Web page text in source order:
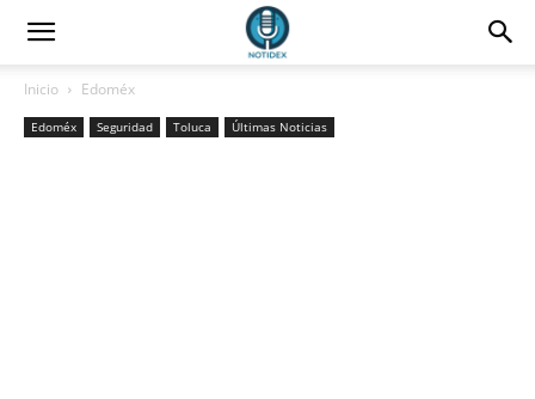
Inicio Edoméx
Edoméx Seguridad Toluca Últimas Noticias